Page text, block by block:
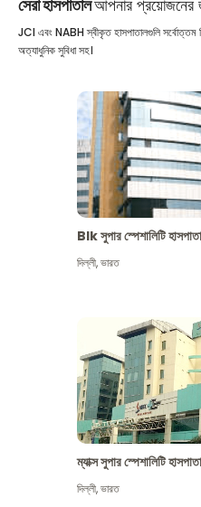
সেরা হাসপাতালআপনার প্রয়োজনের
JCI এবং NABH স্বীকৃত হাসপাতালগুলি সর্বোত্তম
অত্যাধুনিক সুবিধা সহ।
Blk সুপার স্পেশালিটি
দিল্লী,ভারত
ম্যাক্স সুপার স্পেশালিটি
দিল্লী,ভারত